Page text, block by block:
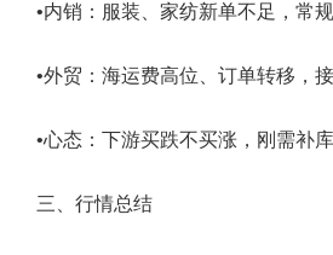
•内销：服装、家纺新单不足，常
•外贸：海运费高位、订单转移，
•心态：下游买跌不买涨，刚需补
三、行情总结